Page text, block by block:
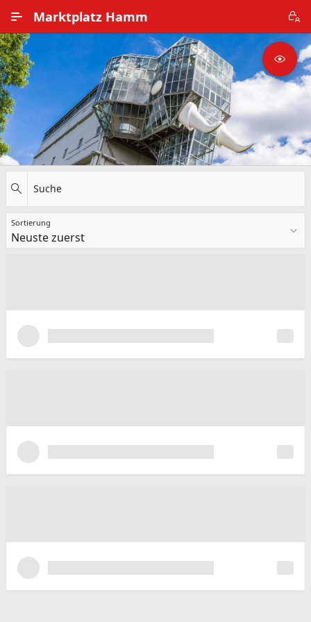
Marktplatz Hamm
Alle Ortsteile
Impressum
Nutzungsbedingungen
Datenschutz
Suche
Sortierung